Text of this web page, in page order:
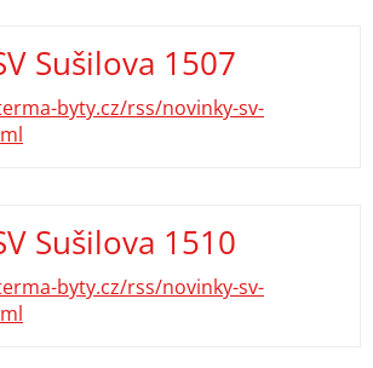
Sušilova 1507
byty.cz/rss/novinky-sv-
Sušilova 1510
byty.cz/rss/novinky-sv-